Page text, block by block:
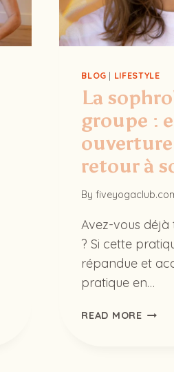
BLOG | LIFESTYLE
La
groupe :
ouverture
retour à
By
Avez-vous
? Si cette
répandue et
pratique en…
READ MORELA